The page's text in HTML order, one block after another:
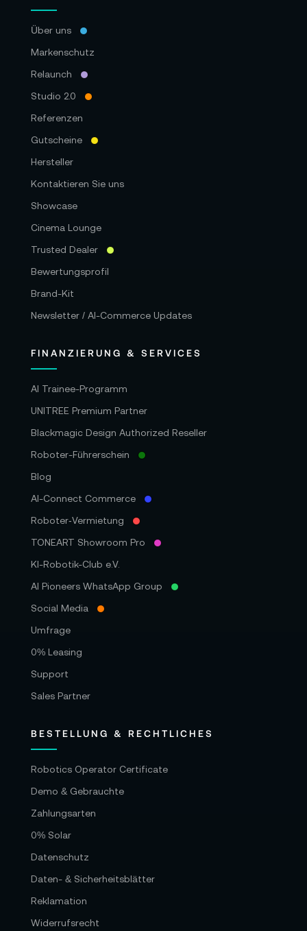
Über uns
Markenschutz
Relaunch
Studio 2.0
Referenzen
Gutscheine
Hersteller
Kontaktieren Sie uns
Showcase
Cinema Lounge
Trusted Dealer
Bewertungsprofil
Brand-Kit
Newsletter / AI-Commerce Updates
FINANZIERUNG & SERVICES
AI Trainee-Programm
UNITREE Premium Partner
Blackmagic Design Authorized Reseller
Roboter-Führerschein
Blog
AI-Connect Commerce
Roboter‑Vermietung
TONEART Showroom Pro
KI-Robotik-Club e.V.
AI Pioneers WhatsApp Group
Social Media
Umfrage
0% Leasing
Support
Sales Partner
BESTELLUNG & RECHTLICHES
Robotics Operator Certificate
Demo & Gebrauchte
Zahlungsarten
0% Solar
Datenschutz
Daten- & Sicherheitsblätter
Reklamation
Widerrufsrecht